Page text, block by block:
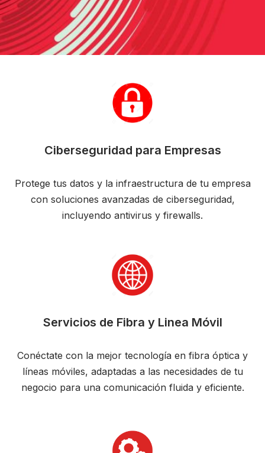
Ciberseguridad para Empresas
Protege tus datos y la infraestructura de tu empresa
con soluciones avanzadas de ciberseguridad,
incluyendo antivirus y firewalls.
Servicios de Fibra y Linea Móvil
Conéctate con la mejor tecnología en fibra óptica y
líneas móviles, adaptadas a las necesidades de tu
negocio para una comunicación fluida y eficiente.